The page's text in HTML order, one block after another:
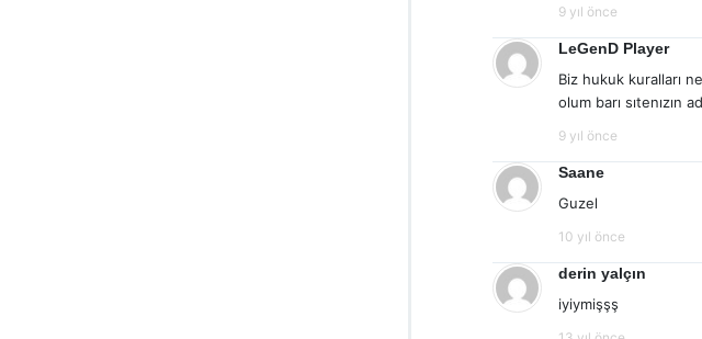
9 yıl önce
LeGenD Player
Biz hukuk kuralları
olum barı sıtenızın
9 yıl önce
Saane
Guzel
10 yıl önce
derin yalçın
iyiymişşş